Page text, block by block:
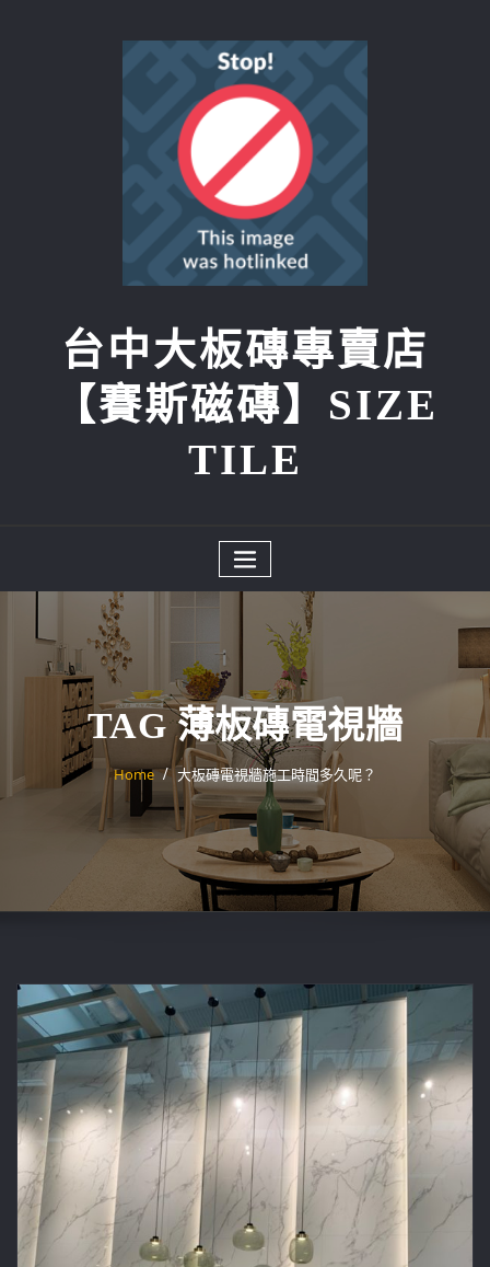
台中大板磚專賣店
【賽斯磁磚】SIZE
TILE
TAG 薄板磚電視牆
Home 大板磚電視牆施工時間多久呢？